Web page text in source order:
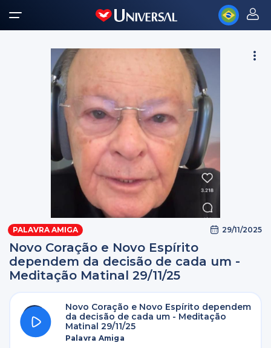
PALAVRA AMIGA 29/11/2025
Novo Coração e Novo Espírito
dependem da decisão de cada um -
Meditação Matinal 29/11/25
Novo Coração e Novo Espírito dependem
da decisão de cada um - Meditação
Matinal 29/11/25
Palavra Amiga